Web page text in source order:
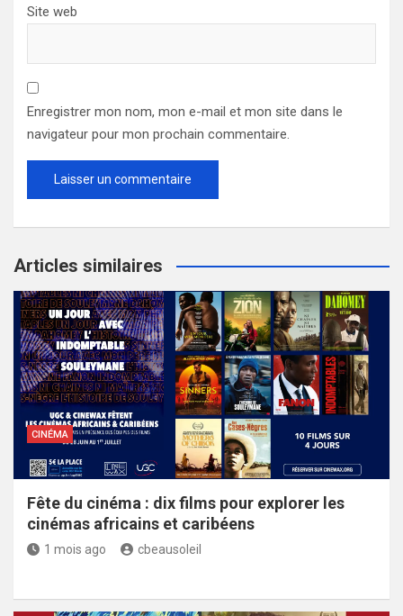
Site web
Enregistrer mon nom, mon e-mail et mon site dans le
navigateur pour mon prochain commentaire.
Articles similaires
CINÉMA
Fête du cinéma : dix films pour explorer les
cinémas africains et caribéens
1 mois ago cbeausoleil